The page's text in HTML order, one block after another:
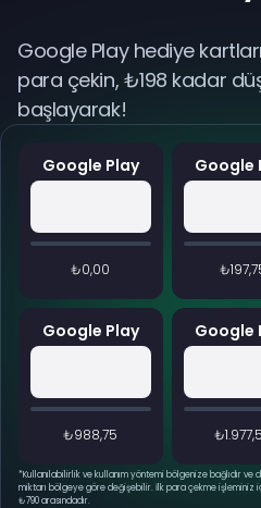
Google Play
₺0,00
Google
Google Play
₺988,75
Google
*Kullanılabilirlik ve kullanım yöntemi bölgenize bağlıdır
miktarı bölgeye göre değişebilir. İlk para çekme işleminiz
₺790 arasındadır.
Google Play hediye
para çekin, ₺198 kadar
başlayarak!